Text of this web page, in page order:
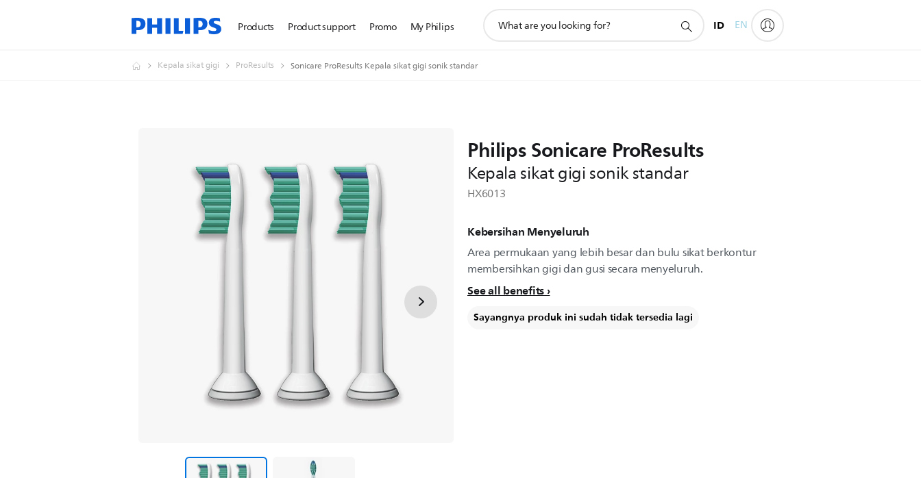
Products Product support Promo My Philips
pencarian
ID EN
Kepala sikat gigi ProResults Sonicare ProResults Kepala sikat gigi sonik standar
Philips Sonicare ProResults
Kepala sikat gigi sonik standar
HX6013
Kebersihan Menyeluruh
Area permukaan yang lebih besar dan bulu sikat berkontur
membersihkan gigi dan gusi secara menyeluruh.
See all benefits
Sayangnya produk ini sudah tidak tersedia lagi